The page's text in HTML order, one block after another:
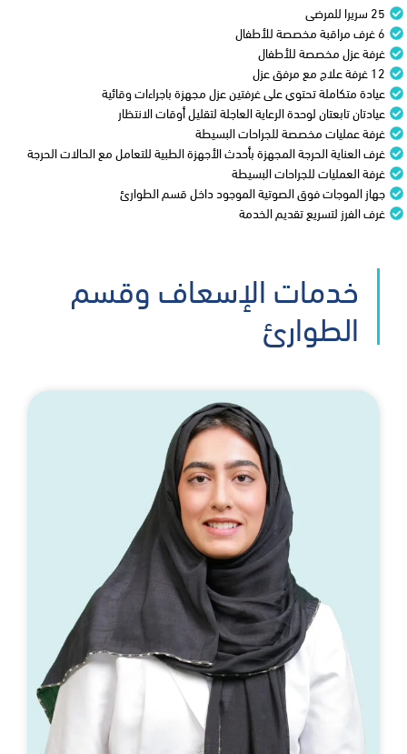
25 سريرا للمرضى
6 غرف مراقبة مخصصة للأطفال
غرفة عزل مخصصة للأطفال
12 غرفة علاج مع مرفق عزل
عيادة متكاملة تحتوي على غرفتين عزل مجهزة باجراءات وقائية
عيادتان تابعتان لوحدة الرعاية العاجلة لتقليل أوقات الانتظار
غرفة عمليات مخصصة للجراحات البسيطة
غرف العناية الحرجة المجهزة بأحدث الأجهزة الطبية للتعامل مع الحالات الحرجة
غرفة العمليات للجراحات البسيطة
جهاز الموجات فوق الصوتية الموجود داخل قسم الطوارئ
غرف الفرز لتسريع تقديم الخدمة
خدمات الإسعاف وقسم
الطوارئ